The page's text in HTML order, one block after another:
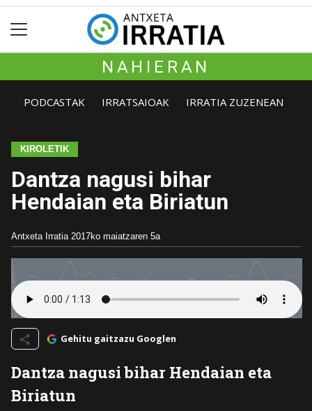
NAHIERAN
PODCASTAK IRRATSAIOAK IRRATIA ZUZENEAN
KIROLETIK
Dantza nagusi bihar
Hendaian eta Biriatun
Antxeta Irratia 2017ko maiatzaren 5a
Gehitu gaitzazu Googlen
Dantza nagusi bihar Hendaian eta
Biriatun